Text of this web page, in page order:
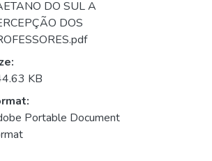
DO SUL A
DOS
KB
Portable Document